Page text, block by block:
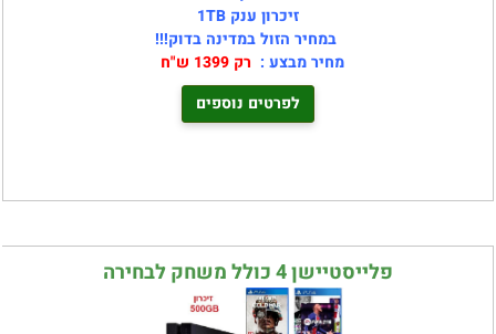
זיכרון ענק 1TB
במחיר הזול במדינה בדוק!!!
מחיר מבצע : רק 1399 ש"ח
לפרטים נוספים
פלייסטיישן 4 כולל משחק לבחירה